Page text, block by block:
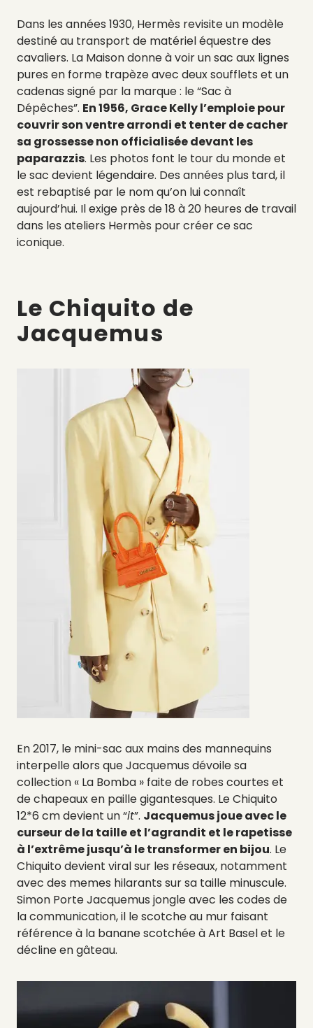
Dans les années 1930, Hermès revisite un modèle
destiné au transport de matériel équestre des
cavaliers. La Maison donne à voir un sac aux lignes
pures en forme trapèze avec deux soufflets et un
cadenas signé par la marque : le “Sac à
Dépêches”. En 1956, Grace Kelly l’emploie pour
couvrir son ventre arrondi et tenter de cacher
sa grossesse non officialisée devant les
paparazzis. Les photos font le tour du monde et
le sac devient légendaire. Des années plus tard, il
est rebaptisé par le nom qu’on lui connaît
aujourd’hui. Il exige près de 18 à 20 heures de travail
dans les ateliers Hermès pour créer ce sac
iconique.
Le Chiquito de
Jacquemus
En 2017, le mini-sac aux mains des mannequins
interpelle alors que Jacquemus dévoile sa
collection « La Bomba » faite de robes courtes et
de chapeaux en paille gigantesques. Le Chiquito
12*6 cm devient un “it”. Jacquemus joue avec le
curseur de la taille et l’agrandit et le rapetisse
à l’extrême jusqu’à le transformer en bijou. Le
Chiquito devient viral sur les réseaux, notamment
avec des memes hilarants sur sa taille minuscule.
Simon Porte Jacquemus jongle avec les codes de
la communication, il le scotche au mur faisant
référence à la banane scotchée à Art Basel et le
décline en gâteau.